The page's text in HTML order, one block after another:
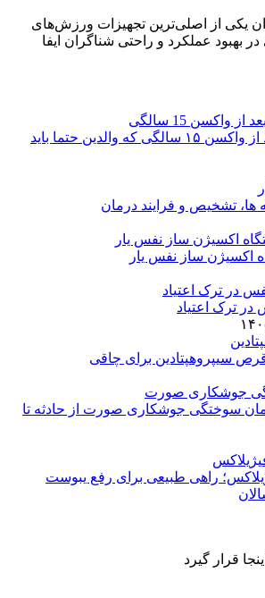
یکی از اصلی‌ترین تجهیزات ورزش‌های
بهبود عملکرد و راحتی شناگران ایفا
مراقبت های بعد از واکسن ۱۵ سالگی که والدین حتما باید
ها، تشخیص و فرایند درمان
اکسیژن ساز نفس یار
ترک اعتیاد
سیپروهپتادین برای چاقی
سوختگی جوشکاری صورت از حادثه تا
راهی طبیعی برای رفع یبوست
قرار گیرد